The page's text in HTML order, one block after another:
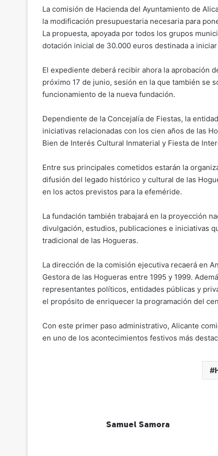
p
y
Li
k
ai
l
c
e
b
o
o
k
at
s
A
p
e
gr
a
m
m
p
ar
tir
La comisión de Hacienda del Ayuntamiento de
la modificación presupuestaria necesaria para
La propuesta, apoyada por todos los grupos
dotación inicial de 30.000 euros destinada a
El expediente deberá recibir ahora la aprobación
próximo 17 de junio, sesión en la que también se
funcionamiento de la nueva fundación.
Dependiente de la Concejalía de Fiestas, la
iniciativas relacionadas con los cien años de las
Bien de Interés Cultural Inmaterial y Fiesta de
Entre sus principales cometidos estarán la
difusión del legado histórico y cultural de las
en los actos previstos para la efeméride.
La fundación también trabajará en la proyección
divulgación, estudios, publicaciones e iniciativas
tradicional de las Hogueras.
La dirección de la comisión ejecutiva recaerá en
Gestora de las Hogueras entre 1995 y 1999.
representantes políticos, entidades públicas y
el propósito de enriquecer la programación del
Con este primer paso administrativo, Alicante
en uno de los acontecimientos festivos más
Samuel Samora